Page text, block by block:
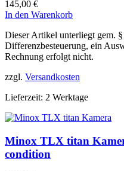
145,00 €
In den Warenkorb
Dieser Artikel unterliegt gem.
Differenzbesteuerung, ein
Rechnung erfolgt nicht.
zzgl. Versandkosten
Lieferzeit: 2 Werktage
Minox TLX titan
condition